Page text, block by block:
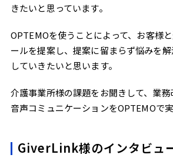
きたいと思っています。
OPTEMOを使うことによって、お客様
ールを提案し、提案に留まらず悩みを
していきたいと思います。
介護事業所様の課題をお聞きして、業
音声コミュニケーションをOPTEMOで
GiverLink様のインタビュ